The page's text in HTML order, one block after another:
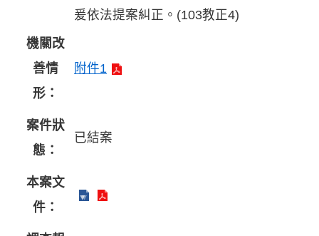
爰依法提案糾正。(103教正4)
機關改
善情
形：
附件1
案件狀
態：
已結案
本案文
件：